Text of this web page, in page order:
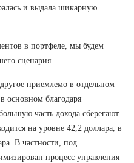
и выдала шикарную
в портфеле, мы будем
сценария.
приемлемо в отдельном
основном благодаря
часть дохода сберегают.
на уровне 42,2 доллара, в
В частности, под
процесс управления